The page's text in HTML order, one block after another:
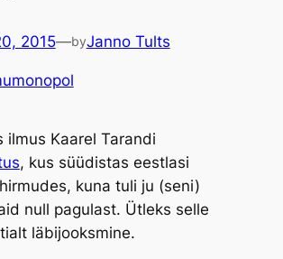
2015—byJanno Tults
ilmus Kaarel Tarandi
, kus süüdistas eestlasi
kuna tuli ju (seni)
null pagulast. Ütleks selle
läbijooksmine.